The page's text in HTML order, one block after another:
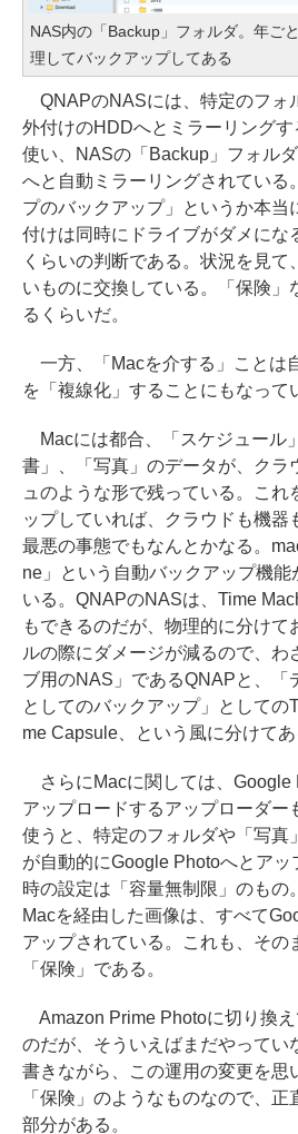
NAS内の「Backup」フォルダ。年ご
理してバックアップしてある
QNAPのNASには、特定のフォ
外付けのHDDへとミラーリング
使い、NASの「Backup」フォル
へと自動ミラーリングされている
プのバックアップ」というか本当
付けは同時にドライブがダメにな
くらいの判断である。状況を見て
いものに交換している。「保険」
るくらいだ。
一方、「Macを介する」ことは
を「複線化」することにもなって
Macには都合、「スケジュール
書」、「写真」のデータが、クラ
ュのような形で残っている。これ
ップしていれば、クラウドも機器
最悪の事態でもなんとかなる。
ne」という自動バックアップ機能
いる。QNAPのNASは、Time
もできるのだが、物理的に分けて
ルの際にダメージが減るので、わ
ブ用のNAS」であるQNAPと、「
としてのバックアップ」としての
me Capsule、という風に分けてあ
さらにMacに関しては、Google
アップロードするアップローダー
使うと、特定のフォルダや「写真
が自動的にGoogle Photoへとア
時の設定は「容量無制限」のもの
Macを経由した画像は、すべて
アップされている。これも、その
「保険」である。
Amazon Prime Photoに切り換
のだが、そういえばまだやってい
書きながら、この運用の変更を思
「保険」のようなものなので、正
部分がある。